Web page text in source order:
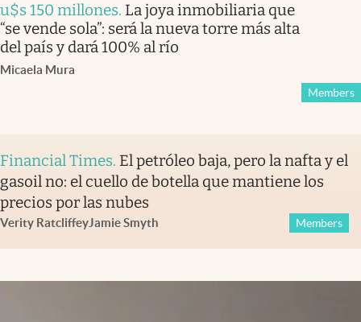
u$s 150 millones. La joya inmobiliaria que
“se vende sola”: será la nueva torre más alta
del país y dará 100% al río
Micaela Mura
Members
Financial Times. El petróleo baja, pero la nafta y el
gasoil no: el cuello de botella que mantiene los
precios por las nubes
Verity RatcliffeyJamie Smyth Members